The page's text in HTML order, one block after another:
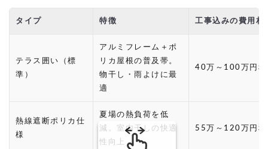
タイプ 特徴 工事込みの費用相
テラス囲い（標
準）
アルミフレーム＋ポ
リカ屋根の普及帯。
物干し・雨よけに最
適
40万～100万円程
熱線遮断ポリカ仕
様
夏場の熱負荷を低
減。室内干しの快適
性向上
55万～120万円程